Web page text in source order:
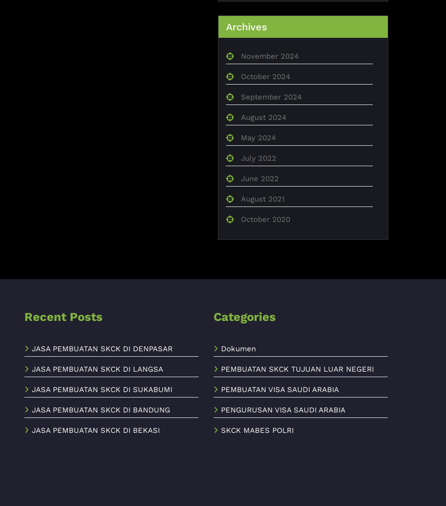
Archives
November 2024
October 2024
September 2024
August 2024
May 2024
July 2022
June 2022
August 2021
October 2020
Recent Posts
JASA PEMBUATAN SKCK DI DENPASAR
JASA PEMBUATAN SKCK DI LANGSA
JASA PEMBUATAN SKCK DI SUKABUMI
JASA PEMBUATAN SKCK DI BANDUNG
JASA PEMBUATAN SKCK DI BEKASI
Categories
Dokumen
PEMBUATAN SKCK TUJUAN LUAR NEGERI
PEMBUATAN VISA SAUDI ARABIA
PENGURUSAN VISA SAUDI ARABIA
SKCK MABES POLRI